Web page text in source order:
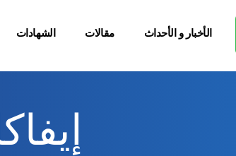
الشهادات مقالات الأخبار و الأحداث